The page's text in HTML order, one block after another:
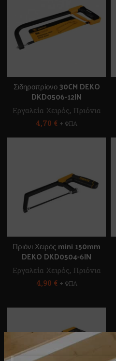
Σιδηροπρίονο 30CM DEKO
DKD0506-12IN
Εργαλεία Χειρός, Πριόνια
4,70 € + ΦΠΑ
Πριόνι Χειρός mini 150mm
DEKO DKD0504-6IN
Εργαλεία Χειρός, Πριόνια
4,90 € + ΦΠΑ